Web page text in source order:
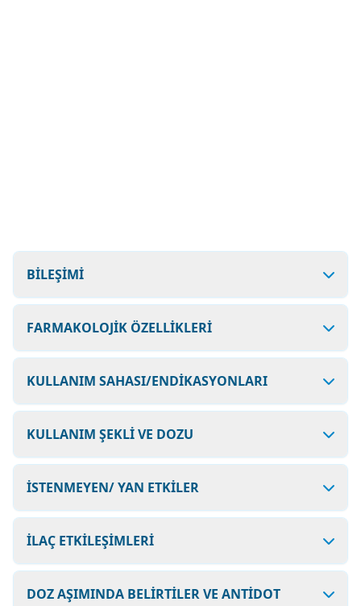
BİLEŞİMİ
FARMAKOLOJİK ÖZELLİKLERİ
KULLANIM SAHASI/ENDİKASYONLARI
KULLANIM ŞEKLİ VE DOZU
İSTENMEYEN/ YAN ETKİLER
İLAÇ ETKİLEŞİMLERİ
DOZ AŞIMINDA BELİRTİLER VE ANTİDOT